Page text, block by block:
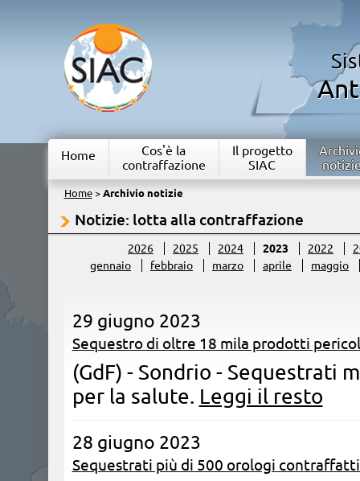
Home
Cos'è la
contraffazione
Il progetto
SIAC
Home> Archivio notizie
Notizie: lotta alla contraffazione
2026 2025 2024 2023 2022
gennaio
febbraio marzo aprile maggio
29 giugno 2023
Sequestro di oltre 18 mila prodotti
(GdF) - Sondrio - Sequestrati
per la salute. Leggi il resto
28 giugno 2023
Sequestrati più di 500 orologi